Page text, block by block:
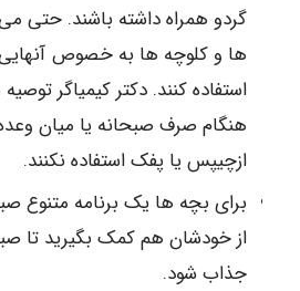
گردو همراه داشته باشند. حتی
ها و کلوچه ها به خصوص آنهایی
استفاده کنند. دکتر کیمیاگر
هنگام صرف صبحانه یا میان
ازچیپس یا پفک استفاده نکنند.
برای بچه ها یک برنامه متنوع
از خودشان هم کمک بگیرید تا
جذاب شود.